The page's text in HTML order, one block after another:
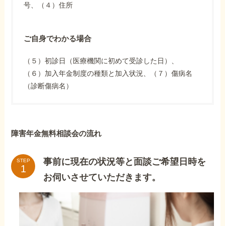
号、（４）住所
ご自身でわかる場合
（５）初診日（医療機関に初めて受診した日）、
（６）加入年金制度の種類と加入状況、（７）傷病名
（診断傷病名）
障害年金無料相談会の流れ
STEP
事前に現在の状況等と面談ご希望日時を
お伺いさせていただきます。